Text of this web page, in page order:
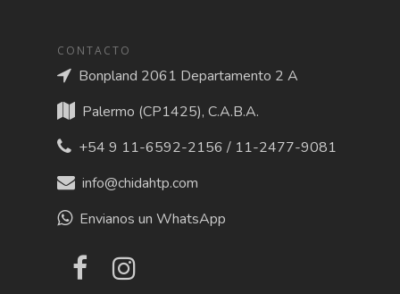
CONTACTO
Bonpland 2061 Departamento 2 A
Palermo (CP1425), C.A.B.A.
+54 9 11-6592-2156 / 11-2477-9081
info@chidahtp.com
Envianos un WhatsApp